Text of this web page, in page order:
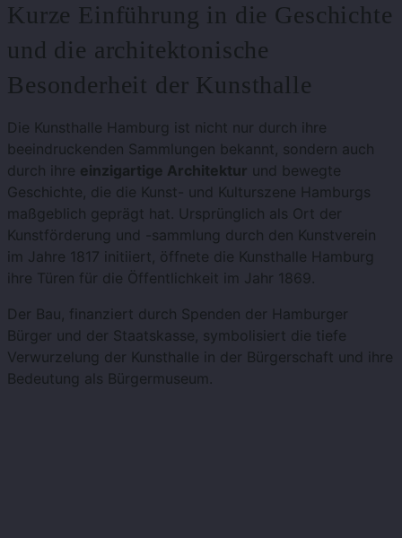
Kurze Einführung in die Geschichte
und die architektonische
Besonderheit der Kunsthalle
Die Kunsthalle Hamburg ist nicht nur durch ihre
beeindruckenden Sammlungen bekannt, sondern auch
durch ihre einzigartige Architektur und bewegte
Geschichte, die die Kunst- und Kulturszene Hamburgs
maßgeblich geprägt hat. Ursprünglich als Ort der
Kunstförderung und -sammlung durch den Kunstverein
im Jahre 1817 initiiert, öffnete die Kunsthalle Hamburg
ihre Türen für die Öffentlichkeit im Jahr 1869.
Der Bau, finanziert durch Spenden der Hamburger
Bürger und der Staatskasse, symbolisiert die tiefe
Verwurzelung der Kunsthalle in der Bürgerschaft und ihre
Bedeutung als Bürgermuseum.